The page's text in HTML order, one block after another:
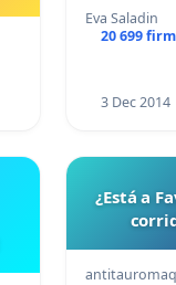
Eva Saladin
20 699
3 Dec 2014
¿Está a